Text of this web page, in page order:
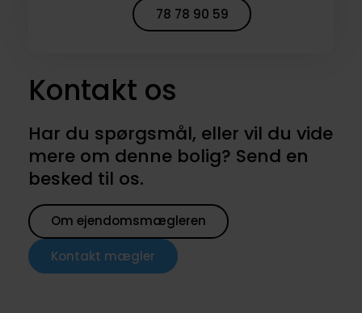
78 78 90 59
Kontakt os
Har du spørgsmål, eller vil du vide
mere om denne bolig? Send en
besked til os.
Om ejendomsmægleren
Kontakt mægler